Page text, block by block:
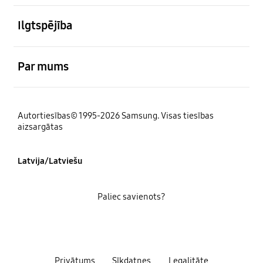
Ilgtspējība
Par mums
Autortiesības© 1995-2026 Samsung. Visas tiesības
aizsargātas
Latvija/Latviešu
Privātums Sīkdatnes Legalitāte
Paliec savienots?